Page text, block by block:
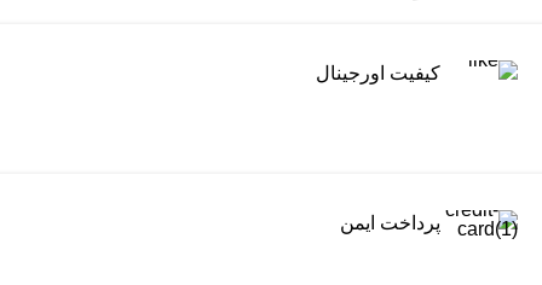
کیفیت اورجینال
پرداخت ایمن